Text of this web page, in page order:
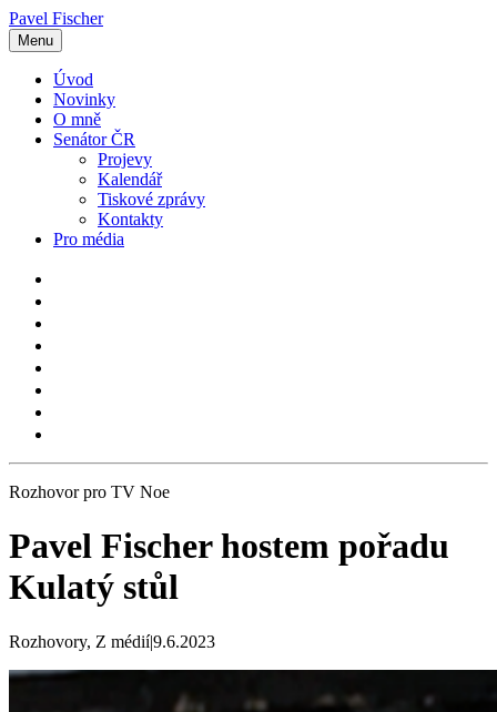
Pavel Fischer
Menu
Úvod
Novinky
O mně
Senátor ČR
Projevy
Kalendář
Tiskové zprávy
Kontakty
Pro média
Rozhovor pro TV Noe
Pavel Fischer hostem pořadu
Kulatý stůl
Rozhovory, Z médií|9.6.2023